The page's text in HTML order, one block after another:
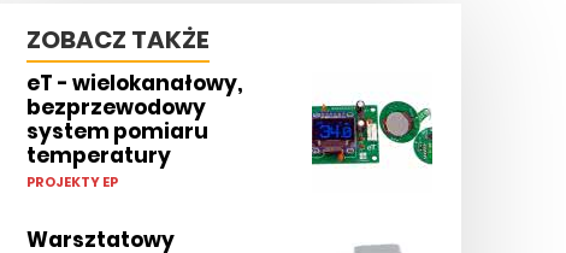
ZOBACZ TAKŻE
eT - wielokanałowy,
bezprzewodowy
system pomiaru
temperatury
PROJEKTY EP
Warsztatowy